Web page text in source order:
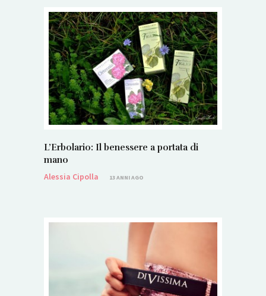
L’Erbolario: Il benessere a portata di
mano
Alessia Cipolla
13 ANNI AGO